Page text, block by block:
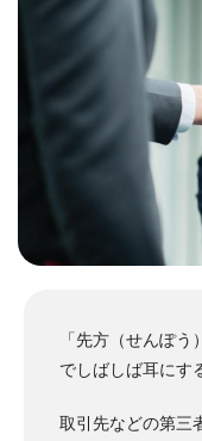
「先方（せんぽ
でしばしば耳にす
取引先などの第三